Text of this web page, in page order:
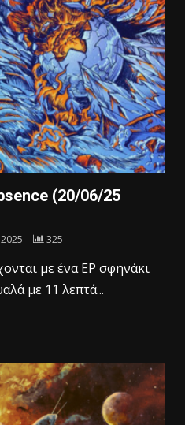
(20/06/25
325
με ένα EP σφηνάκι
με 11 λεπτά...